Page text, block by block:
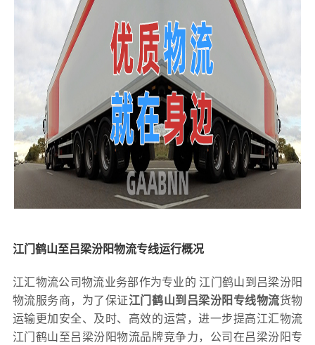
江门鹤山至吕梁汾阳物流专线运行概况
江汇物流公司物流业务部作为专业的 江门鹤山到吕梁汾阳
物流服务商，为了保证江门鹤山到吕梁汾阳专线物流货物
运输更加安全、及时、高效的运营，进一步提高江汇物流
江门鹤山至吕梁汾阳物流品牌竞争力，公司在吕梁汾阳专